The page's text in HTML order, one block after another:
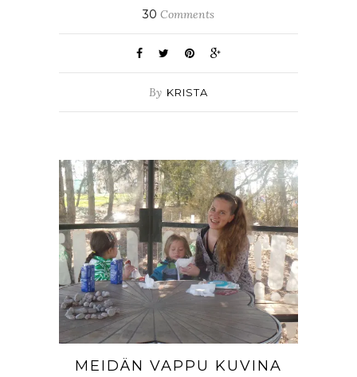
30 Comments
By KRISTA
MEIDÄN VAPPU KUVINA